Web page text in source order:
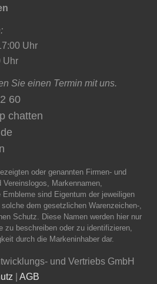
Uhr
Uhr
Sie einen Termin mit uns.
60
chatten
oder genannten Firmen- und
Markennamen,
Embleme sind Eigentum der jeweiligen
solche dem gesetzlichen Warenzeichen-,
Schutz. Diese Namen werden hier nur
zu beschreiben oder zu identifizieren,
durch die Markeninhaber dar.
und Vertriebs GmbH
AGB